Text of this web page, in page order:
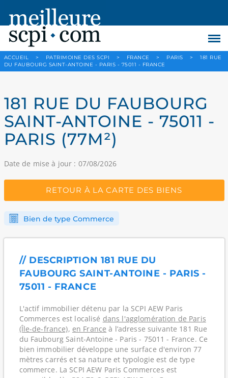
ACCUEIL > PATRIMOINE DES SCPI > FRANCE > PARIS >
181 RUE
DU FAUBOURG SAINT-ANTOINE - PARIS - 75011 - FRANCE
181 RUE DU FAUBOURG
SAINT-ANTOINE - 75011 -
PARIS (77M²)
Date de mise à jour : 07/08/2026
RETOUR À LA CARTE DES BIENS
Bien de type Commerce
// DESCRIPTION 181 RUE DU
FAUBOURG SAINT-ANTOINE - PARIS -
75011 - FRANCE
L'actif immobilier détenu par la SCPI AEW Paris
Commerces est localisé dans l'agglomération de Paris
(Île-de-france), en France à l’adresse suivante 181 Rue
du Faubourg Saint-Antoine - Paris - 75011 - France. Ce
bien immobilier développe une surface d'environ 77
mètres carrés et sa nature et typologie est de type
commerce. La SCPI AEW Paris Commerces est